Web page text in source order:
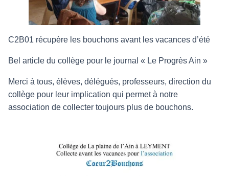
C2B01 récupère les bouchons avant les vacances d’été
Bel article du collège pour le journal « Le Progrès Ain »
Merci à tous, élèves, délégués, professeurs, direction du
collège pour leur implication qui permet à notre
association de collecter toujours plus de bouchons.